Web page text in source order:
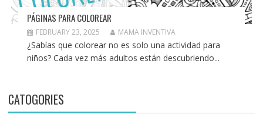
PÁGINAS PARA COLOREAR
FEBRUARY 23, 2025 MAMA INVENTIVA
¿Sabías que colorear no es solo una actividad para
niños? Cada vez más adultos están descubriendo...
CATOGORIES